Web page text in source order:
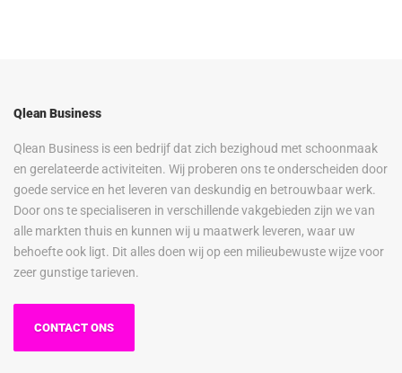
Qlean Business
Qlean Business is een bedrijf dat zich bezighoud met schoonmaak
en gerelateerde activiteiten. Wij proberen ons te onderscheiden door
goede service en het leveren van deskundig en betrouwbaar werk.
Door ons te specialiseren in verschillende vakgebieden zijn we van
alle markten thuis en kunnen wij u maatwerk leveren, waar uw
behoefte ook ligt. Dit alles doen wij op een milieubewuste wijze voor
zeer gunstige tarieven.
CONTACT ONS